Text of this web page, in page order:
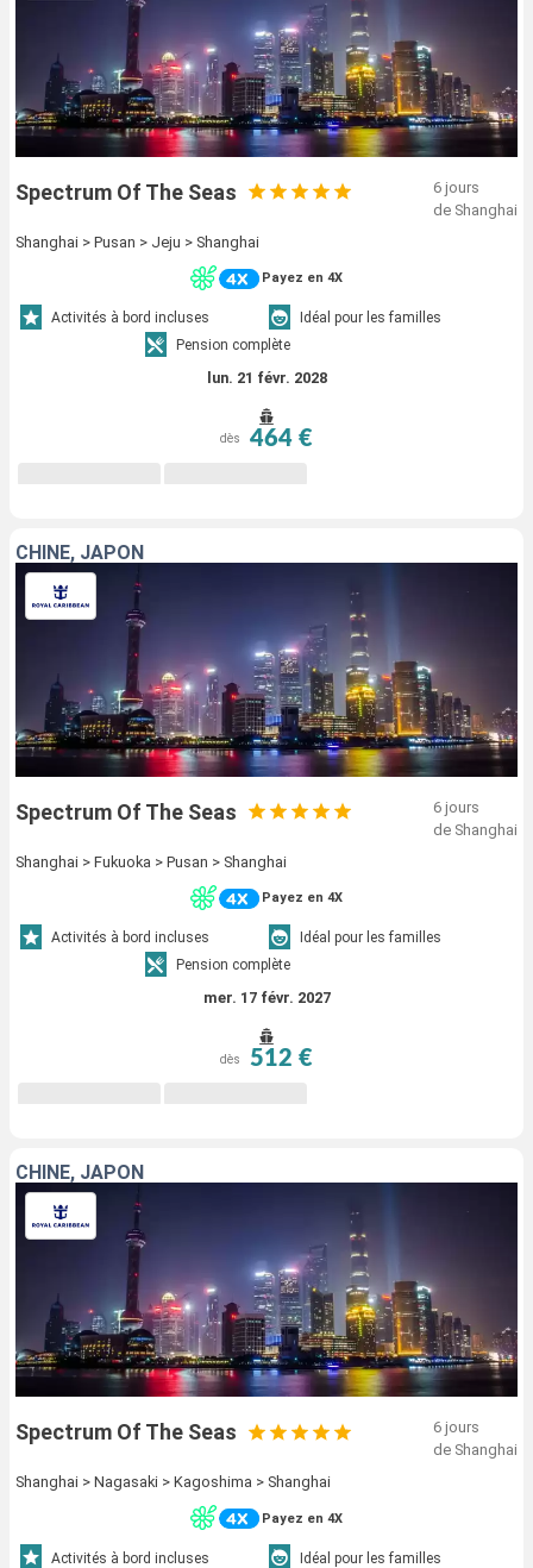
Spectrum Of The Seas
6 jours
de Shanghai
Shanghai > Pusan > Jeju > Shanghai
Payez en 4X
Activités à bord incluses
Idéal pour les familles
Pension complète
lun. 21 févr. 2028
dès 464 €
CHINE, JAPON
Spectrum Of The Seas
6 jours
de Shanghai
Shanghai > Fukuoka > Pusan > Shanghai
Payez en 4X
Activités à bord incluses
Idéal pour les familles
Pension complète
mer. 17 févr. 2027
dès 512 €
CHINE, JAPON
Spectrum Of The Seas
6 jours
de Shanghai
Shanghai > Nagasaki > Kagoshima > Shanghai
Payez en 4X
Activités à bord incluses
Idéal pour les familles